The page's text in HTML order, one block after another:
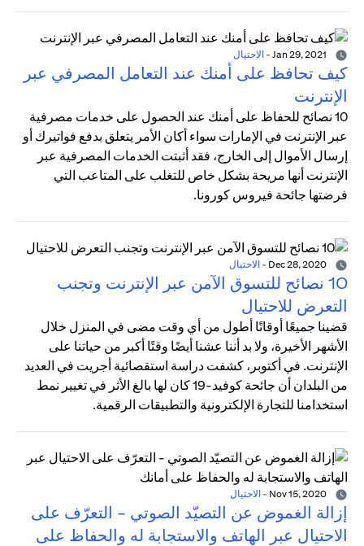
- الاحتيال
كيف تحافظ على أمنك عند التعامل المصرفي عبر
الإنترنت
10 نصائح للحفاظ على أمنك عند الحصول على خدمات مصرفية
عبر الإنترنت في الإمارات سواء أكان الأمر يتعلق بدفع فواتيرك أو
إرسال الأموال إلى الخارج، فقد أثبتت الخدمات المصرفية عبر
الإنترنت أنها مريحة بشكل خاص للتغلب على المتاعب التي
فرضتها جائحة فيروس كورونا.
- الاحتيال
10 نصائح للتسوق الآمن عبر الإنترنت وتجنب
التعرض للاحتيال
قضينا جميعًا أوقاتًا أطول من أي وقت مضى في المنزل خلال
الأشهر الأخيرة، ولا بد أننا عشنا أيضًا وقتًا أكبر من حياتنا على
الإنترنت. في أكتوبر، كشفت دراسة استقصائية أجريت في العديد
من البلدان أن جائحة كوفيد-19 كان لها بالغ الأثر في تغيير نمط
استخدامنا للتجارة الإلكترونية والتطبيقات الرقمية.
- الاحتيال
إزالة الغموض عن التصيّد الصوتي - التعرّف على
الاحتيال عبر الهاتف والاستجابة له والحفاظ على